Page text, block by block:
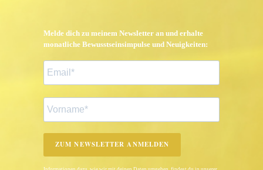
Melde dich zu meinem Newsletter an und erhalte
monatliche Bewusstseinsimpulse und Neuigkeiten:
ZUM NEWSLETTER ANMELDEN